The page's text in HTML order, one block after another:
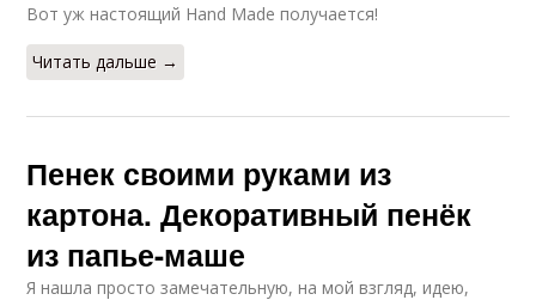
Вот уж настоящий Hand Made получается!
Читать дальше →
Пенек своими руками из
картона. Декоративный пенёк
из папье-маше
Я нашла просто замечательную, на мой взгляд, идею,